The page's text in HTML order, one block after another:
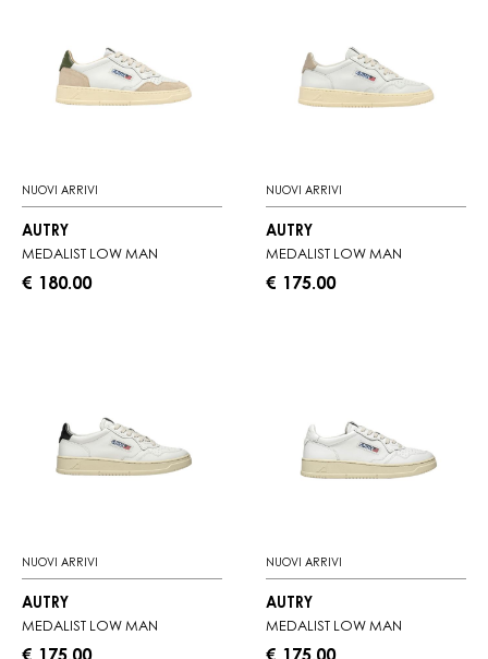
NUOVI ARRIVI
AUTRY
MEDALIST LOW MAN
€ 180.00
NUOVI ARRIVI
AUTRY
MEDALIST LOW MAN
€ 175.00
NUOVI ARRIVI
AUTRY
MEDALIST LOW MAN
NUOVI ARRIVI
AUTRY
MEDALIST LOW MAN